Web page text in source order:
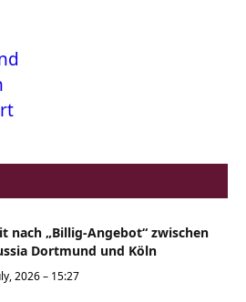
nach „Billig-Angebot“ zwischen
Dortmund und Köln
2026 – 15:27